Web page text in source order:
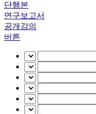
단행본
연구보고서
공개강의
버튼